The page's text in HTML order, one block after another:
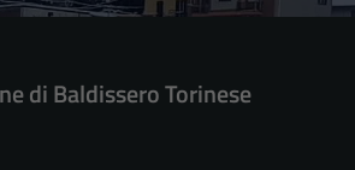
di Baldissero Torinese